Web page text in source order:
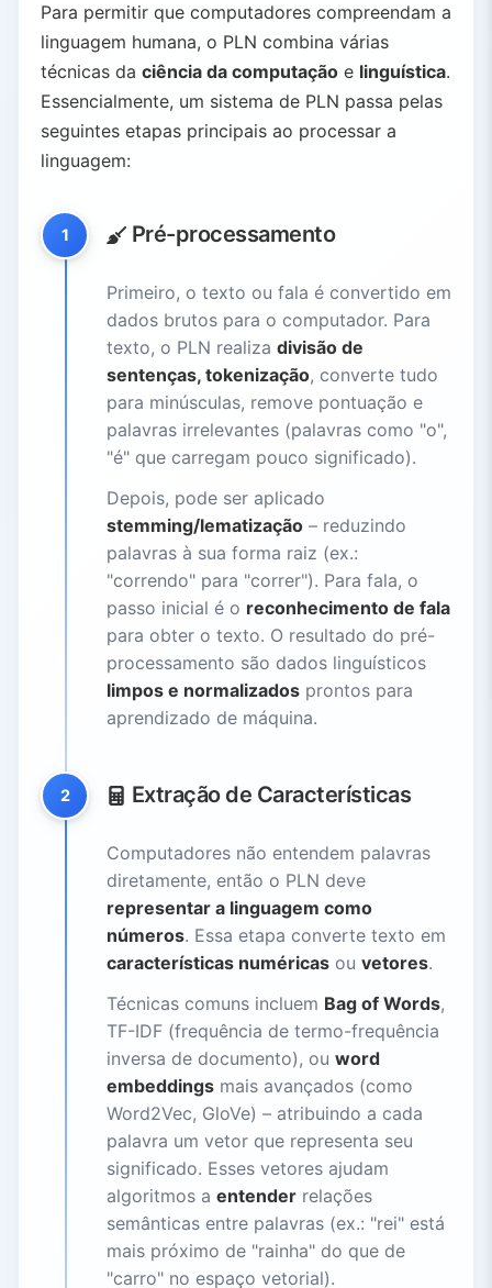
Para permitir que computadores compreendam a
linguagem humana, o PLN combina várias
técnicas da ciência da computação e linguística.
Essencialmente, um sistema de PLN passa pelas
seguintes etapas principais ao processar a
linguagem:
1 Pré-processamento
Primeiro, o texto ou fala é convertido em
dados brutos para o computador. Para
texto, o PLN realiza divisão de
sentenças, tokenização, converte tudo
para minúsculas, remove pontuação e
palavras irrelevantes (palavras como "o",
"é" que carregam pouco significado).
Depois, pode ser aplicado
stemming/lematização – reduzindo
palavras à sua forma raiz (ex.:
"correndo" para "correr"). Para fala, o
passo inicial é o reconhecimento de fala
para obter o texto. O resultado do pré-
processamento são dados linguísticos
limpos e normalizados prontos para
aprendizado de máquina.
2 Extração de Características
Computadores não entendem palavras
diretamente, então o PLN deve
representar a linguagem como
números. Essa etapa converte texto em
características numéricas ou vetores.
Técnicas comuns incluem Bag of Words,
TF-IDF (frequência de termo-frequência
inversa de documento), ou word
embeddings mais avançados (como
Word2Vec, GloVe) – atribuindo a cada
palavra um vetor que representa seu
significado. Esses vetores ajudam
algoritmos a entender relações
semânticas entre palavras (ex.: "rei" está
mais próximo de "rainha" do que de
"carro" no espaço vetorial).